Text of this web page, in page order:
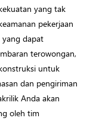
yang tak
pekerjaan
yang dapat
terowongan,
untuk
dan pengiriman
Anda akan
oleh tim